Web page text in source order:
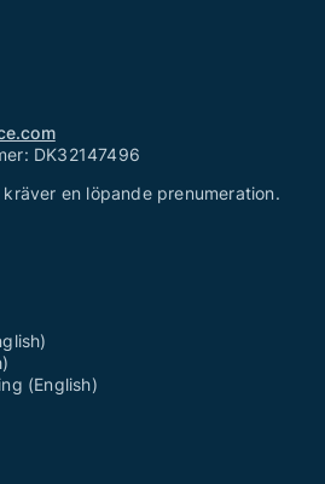
DK32147496
en löpande prenumeration.
(English)